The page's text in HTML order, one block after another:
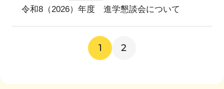
令和8（2026）年度 進学懇談会について
1 2